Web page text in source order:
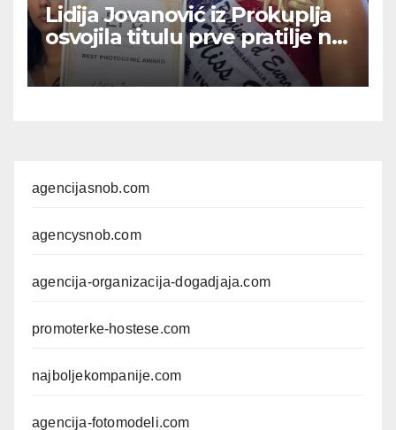
Lidija Jovanović iz Prokuplja
osvojila titulu prve pratilje na
međunarodnom takmičenju
u Bukureštu
agencijasnob.com
agencysnob.com
agencija-organizacija-dogadjaja.com
promoterke-hostese.com
najboljekompanije.com
agencija-fotomodeli.com